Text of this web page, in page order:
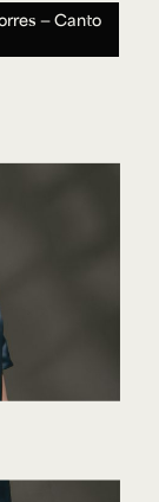
— Canto